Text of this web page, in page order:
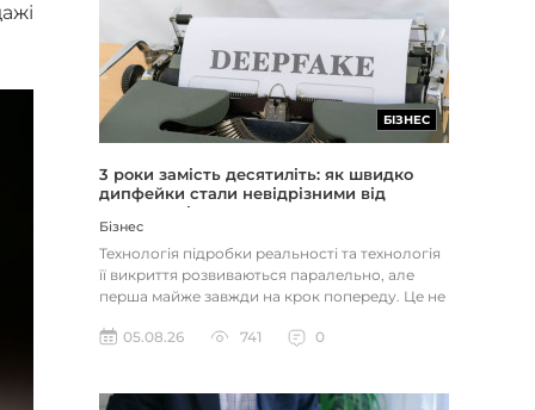
БІЗНЕС
3 роки замість десятиліть: як швидко
дипфейки стали невідрізними від
реальності
Бізнес
Технологія підробки реальності та технологія
її викриття розвиваються паралельно, але
перша майже завжди на крок попереду. Це не
05.08.26
741 0